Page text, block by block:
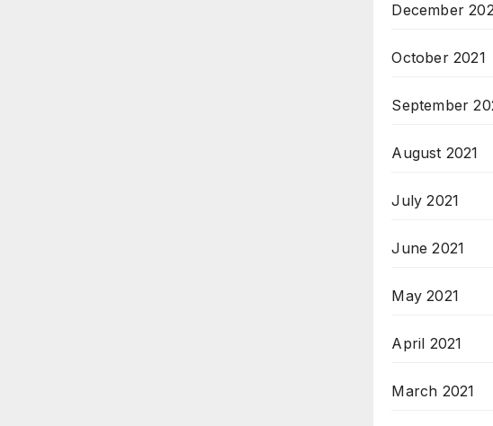
December
October 2021
September
August 2021
July 2021
June 2021
May 2021
April 2021
March 2021